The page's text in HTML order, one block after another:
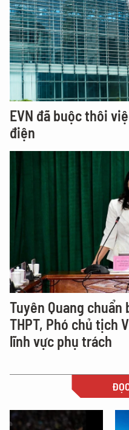
EVN đã buộc thôi
điện
Tuyên Quang
THPT, Phó chủ tịch
lĩnh vực phụ trách